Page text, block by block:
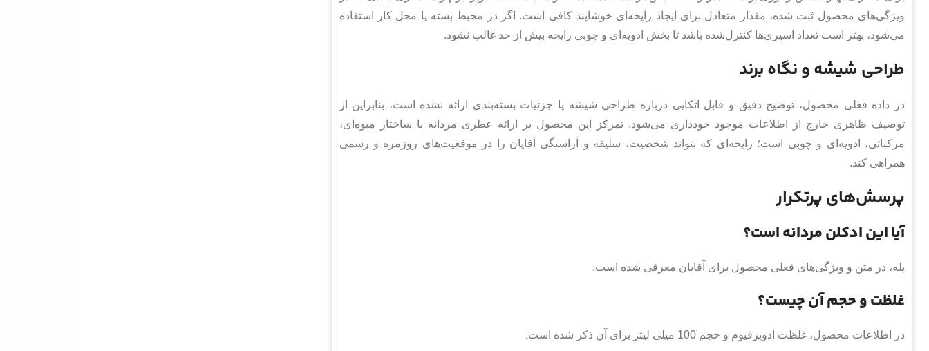
ویژگی‌های محصول ثبت شده، مقدار متعادل برای ایجاد رایحه‌ای خوشایند کافی است. اگر در محیط بسته یا محل کار استفاده
می‌شود، بهتر است تعداد اسپری‌ها کنترل‌شده باشد تا بخش ادویه‌ای و چوبی رایحه بیش از حد غالب نشود.
طراحی شیشه و نگاه برند
در داده فعلی محصول، توضیح دقیق و قابل اتکایی درباره طراحی شیشه یا جزئیات بسته‌بندی ارائه نشده است، بنابراین از
توصیف ظاهری خارج از اطلاعات موجود خودداری می‌شود. تمرکز این محصول بر ارائه عطری مردانه با ساختار میوه‌ای،
مرکباتی، ادویه‌ای و چوبی است؛ رایحه‌ای که بتواند شخصیت، سلیقه و آراستگی آقایان را در موقعیت‌های روزمره و رسمی
همراهی کند.
پرسش‌های پرتکرار
آیا این ادکلن مردانه است؟
بله، در متن و ویژگی‌های فعلی محصول برای آقایان معرفی شده است.
غلظت و حجم آن چیست؟
در اطلاعات محصول، غلظت ادوپرفیوم و حجم 100 میلی لیتر برای آن ذکر شده است.